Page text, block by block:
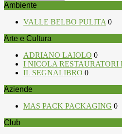
Ambiente
VALLE BELBO PULITA 0
Arte e Cultura
ADRIANO LAIOLO 0
I NICOLA RESTAURATORI
IL SEGNALIBRO 0
Aziende
MAS PACK PACKAGING 0
Club